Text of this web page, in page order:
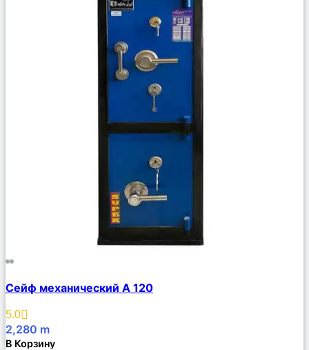
Описание
Избранное
Сейф механический А 120
5.0
2,280 m
В Корзину